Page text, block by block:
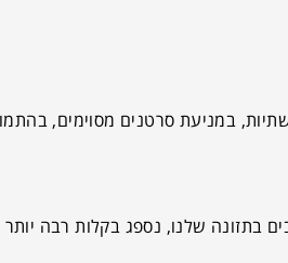
במניעת סרטנים מסוימים,
בתזונה שלנו, נספג בקלות רבה